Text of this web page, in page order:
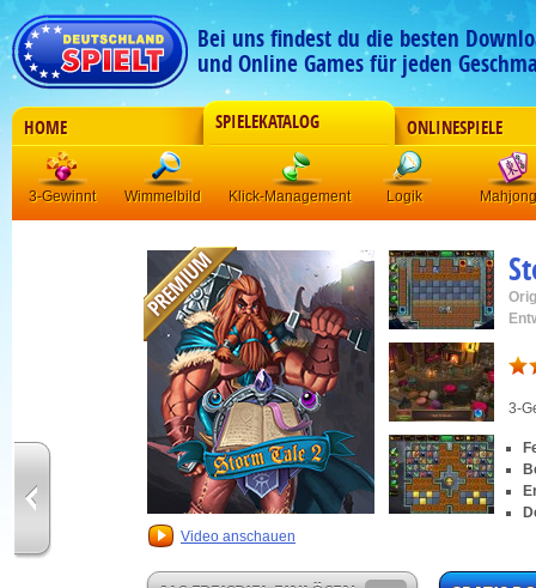
Bei uns findest du die besten
und Online Games für jeden
HOME SPIELEKATALOG ONLINESPIELE
3-Gewinnt Wimmelbild Klick-Management Logik Mahjong
Video anschauen
3-